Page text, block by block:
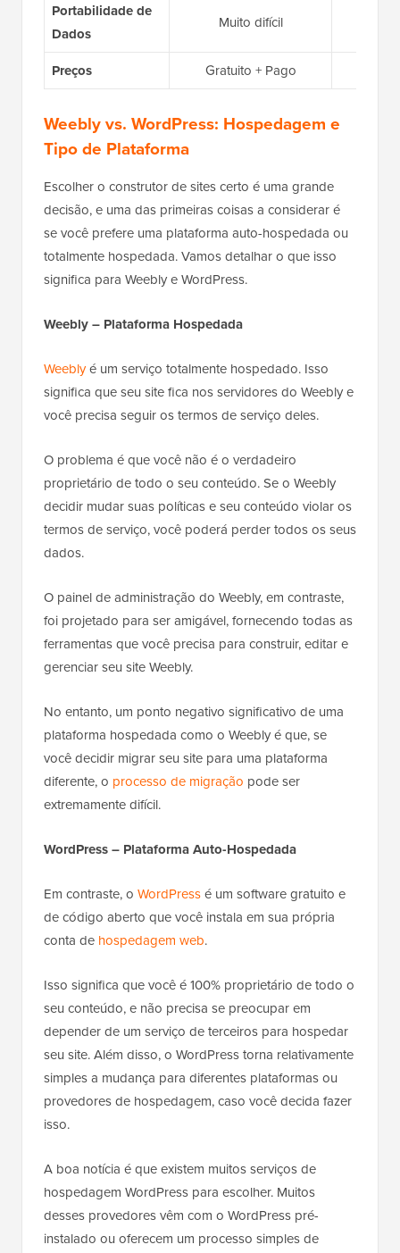
Portabilidade de
Dados
Muito difícil
Preços Gratuito + Pago
Weebly vs. WordPress: Hospedagem e
Tipo de Plataforma
Escolher o construtor de sites certo é uma grande
decisão, e uma das primeiras coisas a considerar é
se você prefere uma plataforma auto-hospedada ou
totalmente hospedada. Vamos detalhar o que isso
significa para Weebly e WordPress.
Weebly – Plataforma Hospedada
Weeblyé um serviço totalmente hospedado. Isso
significa que seu site fica nos servidores do Weebly e
você precisa seguir os termos de serviço deles.
O problema é que você não é o verdadeiro
proprietário de todo o seu conteúdo. Se o Weebly
decidir mudar suas políticas e seu conteúdo violar os
termos de serviço, você poderá perder todos os seus
dados.
O painel de administração do Weebly, em contraste,
foi projetado para ser amigável, fornecendo todas as
ferramentas que você precisa para construir, editar e
gerenciar seu site Weebly.
No entanto, um ponto negativo significativo de uma
plataforma hospedada como o Weebly é que, se
você decidir migrar seu site para uma plataforma
diferente, o processo de migração pode ser
extremamente difícil.
WordPress – Plataforma Auto-Hospedada
Em contraste, o WordPressé um software gratuito e
de código aberto que você instala em sua própria
conta de hospedagem web.
Isso significa que você é 100% proprietário de todo o
seu conteúdo, e não precisa se preocupar em
depender de um serviço de terceiros para hospedar
seu site. Além disso, o WordPress torna relativamente
simples a mudança para diferentes plataformas ou
provedores de hospedagem, caso você decida fazer
isso.
A boa notícia é que existem muitos serviços de
hospedagem WordPress para escolher. Muitos
desses provedores vêm com o WordPress pré-
instalado ou oferecem um processo simples de